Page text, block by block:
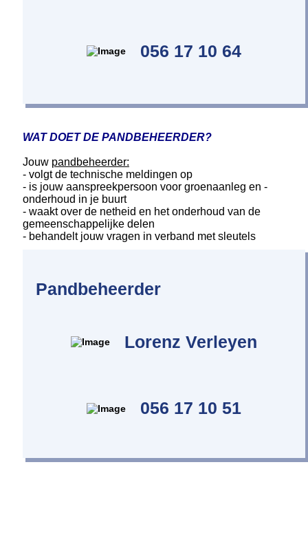
056 17 10 64
WAT DOET DE PANDBEHEERDER?
Jouw pandbeheerder:
- volgt de technische meldingen op
- is jouw aanspreekpersoon voor groenaanleg en -
onderhoud in je buurt
- waakt over de netheid en het onderhoud van de
gemeenschappelijke delen
- behandelt jouw vragen in verband met sleutels
Pandbeheerder
Lorenz Verleyen
056 17 10 51